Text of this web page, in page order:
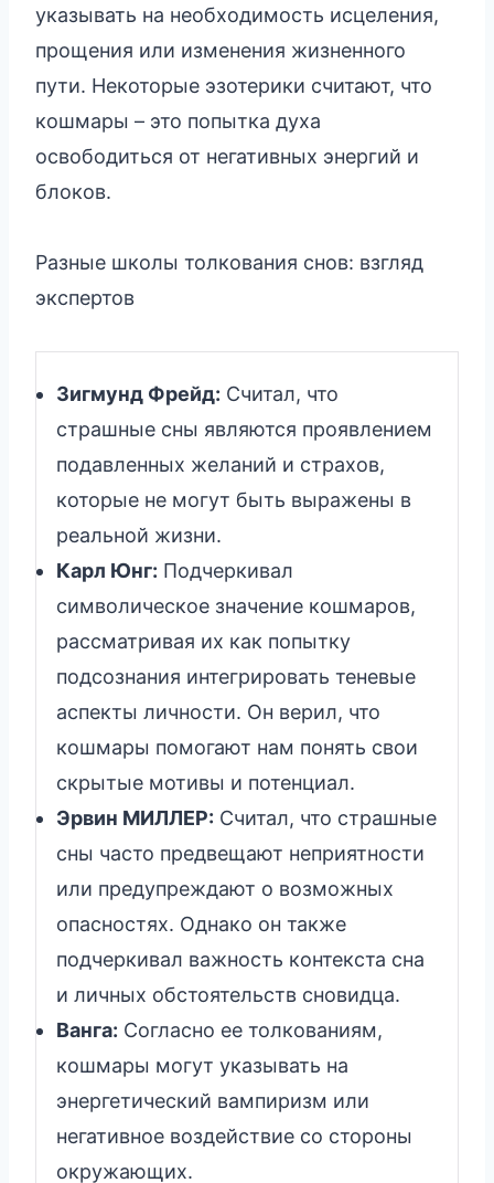
указывать на необходимость исцеления,
прощения или изменения жизненного
пути. Некоторые эзотерики считают, что
кошмары – это попытка духа
освободиться от негативных энергий и
блоков.
Разные школы толкования снов: взгляд
экспертов
Зигмунд Фрейд: Считал, что
страшные сны являются проявлением
подавленных желаний и страхов,
которые не могут быть выражены в
реальной жизни.
Карл Юнг: Подчеркивал
символическое значение кошмаров,
рассматривая их как попытку
подсознания интегрировать теневые
аспекты личности. Он верил, что
кошмары помогают нам понять свои
скрытые мотивы и потенциал.
Эрвин МИЛЛЕР: Считал, что страшные
сны часто предвещают неприятности
или предупреждают о возможных
опасностях. Однако он также
подчеркивал важность контекста сна
и личных обстоятельств сновидца.
Ванга: Согласно ее толкованиям,
кошмары могут указывать на
энергетический вампиризм или
негативное воздействие со стороны
окружающих.